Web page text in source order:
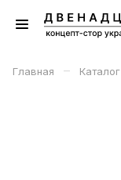
Главная – Каталог